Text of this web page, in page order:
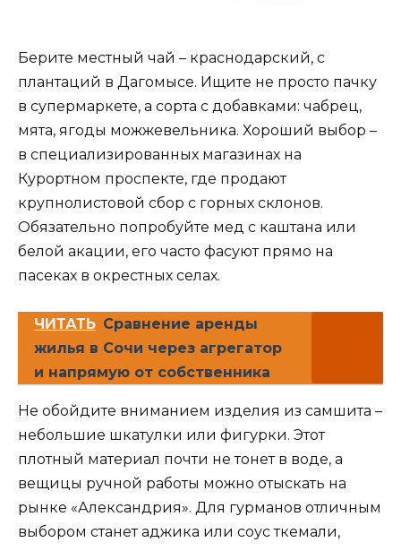
Берите местный чай – краснодарский, с
плантаций в Дагомысе. Ищите не просто пачку
в супермаркете, а сорта с добавками: чабрец,
мята, ягоды можжевельника. Хороший выбор –
в специализированных магазинах на
Курортном проспекте, где продают
крупнолистовой сбор с горных склонов.
Обязательно попробуйте мед с каштана или
белой акации, его часто фасуют прямо на
пасеках в окрестных селах.
ЧИТАТЬ Сравнение аренды
жилья в Сочи через агрегатор
и напрямую от собственника
Не обойдите вниманием изделия из самшита –
небольшие шкатулки или фигурки. Этот
плотный материал почти не тонет в воде, а
вещицы ручной работы можно отыскать на
рынке «Александрия». Для гурманов отличным
выбором станет аджика или соус ткемали,